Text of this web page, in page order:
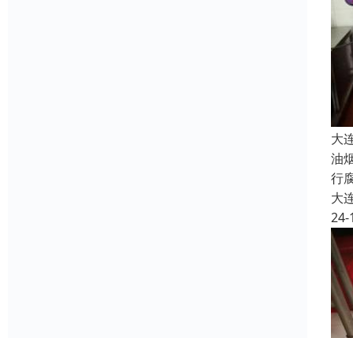
大
油
行
大
24-